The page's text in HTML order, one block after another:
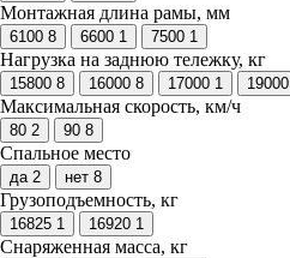
Монтажная длина рамы, мм
6100 8 6600 1 7500 1
Нагрузка на заднюю тележку, кг
15800 8 16000 8 17000 1 19000
Максимальная скорость, км/ч
80 2 90 8
Спальное место
да 2 нет 8
Грузоподъемность, кг
16825 1 16920 1
Снаряженная масса, кг